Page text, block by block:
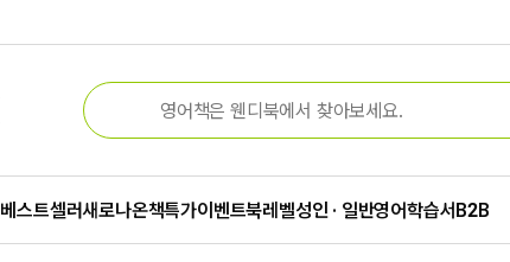
베스트셀러새로나온책특가이벤트북레벨성인 · 일반영어학습서B2B